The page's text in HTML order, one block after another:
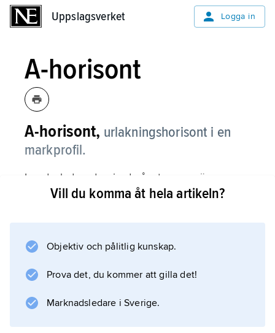
Uppslagsverket Logga in
A-horisont
A-horisont, urlakningshorisont i en
markprofil.
I podsol, dvs. den jordmånstyp som är
vanligast i Sverige, utgörs den i princip av
Information om artikeln
Vill du komma åt hela artikeln?
Objektiv och pålitlig kunskap.
Prova det, du kommer att gilla det!
Marknadsledare i Sverige.